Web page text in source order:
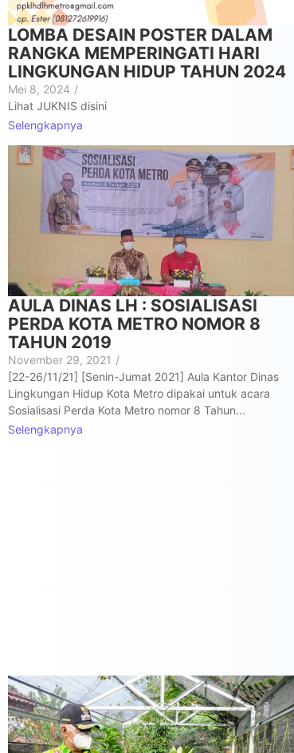
LOMBA DESAIN POSTER DALAM
RANGKA MEMPERINGATI HARI
LINGKUNGAN HIDUP TAHUN 2024
Mei 8, 2024 /
Lihat JUKNIS disini
Selengkapnya
AULA DINAS LH : SOSIALISASI
PERDA KOTA METRO NOMOR 8
TAHUN 2019
November 29, 2021 /
[22-26/11/21] [Senin-Jumat 2021] Aula Kantor Dinas
Lingkungan Hidup Kota Metro dipakai untuk acara
Sosialisasi Perda Kota Metro nomor 8 Tahun...
Selengkapnya